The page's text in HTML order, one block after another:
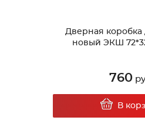
Дверная коробка
новый ЭКШ
760
В